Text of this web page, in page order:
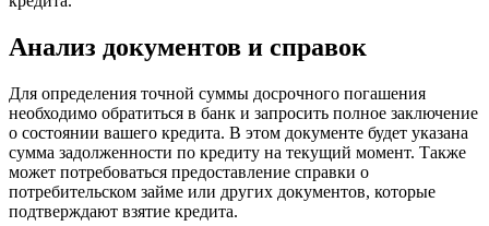
Анализ документов и справок
Для определения точной суммы досрочного погашения
необходимо обратиться в банк и запросить полное заключение
о состоянии вашего кредита. В этом документе будет указана
сумма задолженности по кредиту на текущий момент. Также
может потребоваться предоставление справки о
потребительском займе или других документов, которые
подтверждают взятие кредита.